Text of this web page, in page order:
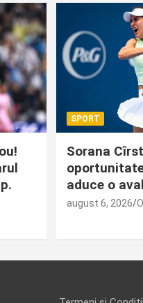
SPORT
Sorana
aduce o
august 6, 2026